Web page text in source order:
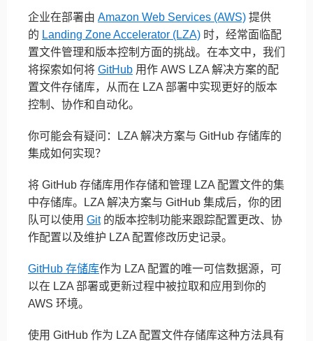
企业在部署由 Amazon Web Services (AWS) 提供
的 Landing Zone Accelerator (LZA) 时，经常面临配
置文件管理和版本控制方面的挑战。在本文中，我们
将探索如何将 GitHub 用作 AWS LZA 解决方案的配
置文件存储库，从而在 LZA 部署中实现更好的版本
控制、协作和自动化。
你可能会有疑问：LZA 解决方案与 GitHub 存储库的
集成如何实现？
将 GitHub 存储库用作存储和管理 LZA 配置文件的集
中存储库。LZA 解决方案与 GitHub 集成后，你的团
队可以使用 Git的版本控制功能来跟踪配置更改、协
作配置以及维护 LZA 配置修改历史记录。
GitHub 存储库作为 LZA 配置的唯一可信数据源，可
以在 LZA 部署或更新过程中被拉取和应用到你的
AWS 环境。
使用 GitHub 作为 LZA 配置文件存储库这种方法具有